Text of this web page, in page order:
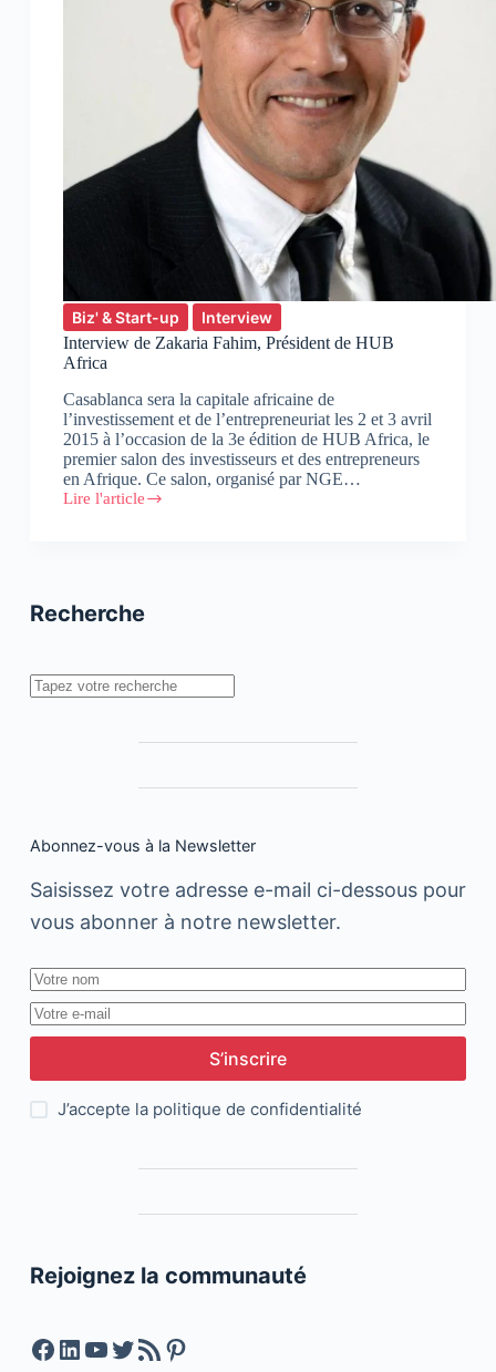
Biz' & Start-up
Interview
Interview de Zakaria Fahim, Président de HUB
Africa
Casablanca sera la capitale africaine de
l’investissement et de l’entrepreneuriat les 2 et 3 avril
2015 à l’occasion de la 3e édition de HUB Africa, le
premier salon des investisseurs et des entrepreneurs
en Afrique. Ce salon, organisé par NGE…
Lire l'article
Interview
HUB
Recherche
Rechercher
Abonnez-vous à la Newsletter
Saisissez votre adresse e-mail ci-dessous pour
vous abonner à notre newsletter.
S’inscrire
J’accepte la politique de confidentialité
Rejoignez la communauté
Facebook
LinkedIn
YouTube
Twitter
Feed RSSPinterest